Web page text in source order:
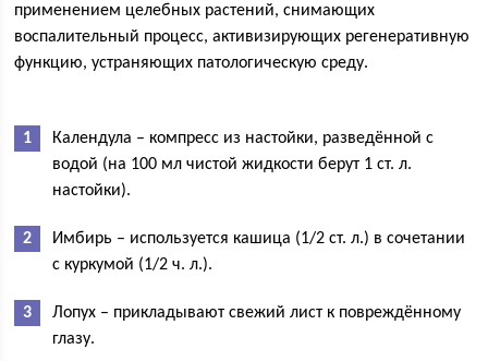
применением целебных растений, снимающих
воспалительный процесс, активизирующих регенеративную
функцию, устраняющих патологическую среду.
Календула – компресс из настойки, разведённой с
водой (на 100 мл чистой жидкости берут 1 ст. л.
настойки).
Имбирь – используется кашица (1/2 ст. л.) в сочетании
с куркумой (1/2 ч. л.).
Лопух – прикладывают свежий лист к повреждённому
глазу.